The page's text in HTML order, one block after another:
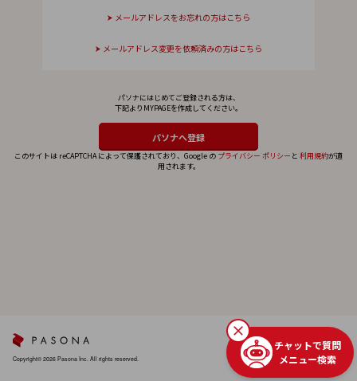
メールアドレスをお忘れの方はこちら
メールアドレス変更を依頼済みの方はこちら
パソナにはじめてご登録される方は、
下記よりMYPAGEを作成してください。
このサイトは reCAPTCHA によって保護されており、Google の プライバシー ポリシー と 利用規約が適
用されます。
Copyright© 2026 Pasona Inc. All rights reserved.
チャットで質問
メニュー検索